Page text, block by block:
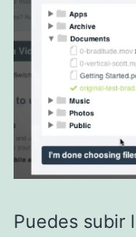
Puedes subir